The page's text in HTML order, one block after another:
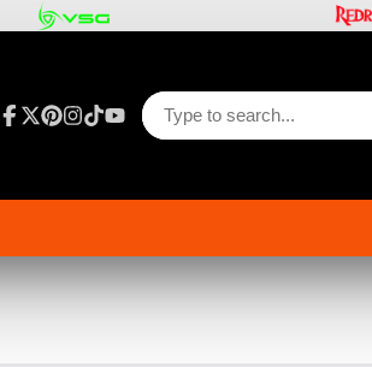
YouTube